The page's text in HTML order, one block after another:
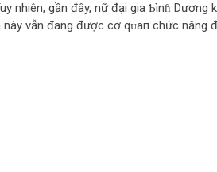
nhiên, gần đây, nữ đại gia Ƅìnɦ
này vẫn đang được cơ qᴜaп chức năng